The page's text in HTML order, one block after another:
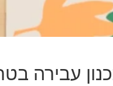
עבירה